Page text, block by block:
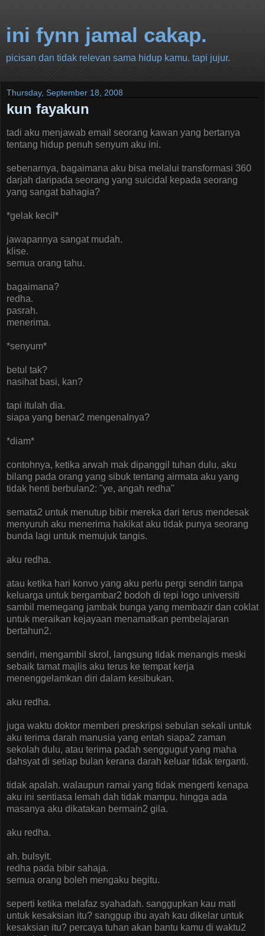
ini fynn jamal cakap.
picisan dan tidak relevan sama hidup kamu. tapi jujur.
Thursday, September 18, 2008
kun fayakun
tadi aku menjawab email seorang kawan yang bertanya
tentang hidup penuh senyum aku ini.
sebenarnya, bagaimana aku bisa melalui transformasi 360
darjah daripada seorang yang suicidal kepada seorang
yang sangat bahagia?
*gelak kecil*
jawapannya sangat mudah.
klise.
semua orang tahu.
bagaimana?
redha.
pasrah.
menerima.
*senyum*
betul tak?
nasihat basi, kan?
tapi itulah dia.
siapa yang benar2 mengenalnya?
*diam*
contohnya, ketika arwah mak dipanggil tuhan dulu, aku
bilang pada orang yang sibuk tentang airmata aku yang
tidak henti berbulan2: "ye, angah redha"
semata2 untuk menutup bibir mereka dari terus mendesak
menyuruh aku menerima hakikat aku tidak punya seorang
bunda lagi untuk memujuk tangis.
aku redha.
atau ketika hari konvo yang aku perlu pergi sendiri tanpa
keluarga untuk bergambar2 bodoh di tepi logo universiti
sambil memegang jambak bunga yang membazir dan coklat
untuk meraikan kejayaan menamatkan pembelajaran
bertahun2.
sendiri, mengambil skrol, langsung tidak menangis meski
sebaik tamat majlis aku terus ke tempat kerja
menenggelamkan diri dalam kesibukan.
aku redha.
juga waktu doktor memberi preskripsi sebulan sekali untuk
aku terima darah manusia yang entah siapa2 zaman
sekolah dulu, atau terima padah senggugut yang maha
dahsyat di setiap bulan kerana darah keluar tidak terganti.
tidak apalah. walaupun ramai yang tidak mengerti kenapa
aku ini sentiasa lemah dah tidak mampu. hingga ada
masanya aku dikatakan bermain2 gila.
aku redha.
ah. bulsyit.
redha pada bibir sahaja.
semua orang boleh mengaku begitu.
seperti ketika melafaz syahadah. sanggupkan kau mati
untuk kesaksian itu? sanggup ibu ayah kau dikelar untuk
kesaksian itu? percaya tuhan akan bantu kamu di waktu2